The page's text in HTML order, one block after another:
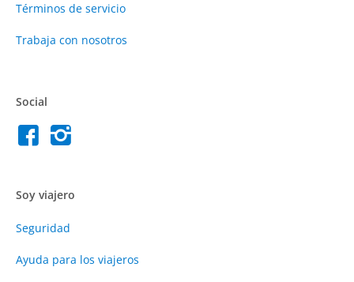
Términos de servicio
Trabaja con nosotros
Social
Soy viajero
Seguridad
Ayuda para los viajeros